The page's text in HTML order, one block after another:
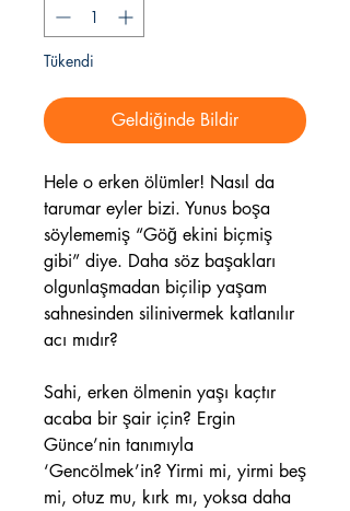
Tükendi
Geldiğinde Bildir
Hele o erken ölümler! Nasıl da
tarumar eyler bizi. Yunus boşa
söylememiş “Göğ ekini biçmiş
gibi” diye. Daha söz başakları
olgunlaşmadan biçilip yaşam
sahnesinden silinivermek katlanılır
acı mıdır?
Sahi, erken ölmenin yaşı kaçtır
acaba bir şair için? Ergin
Günce’nin tanımıyla
‘Gencölmek’in? Yirmi mi, yirmi beş
mi, otuz mu, kırk mı, yoksa daha